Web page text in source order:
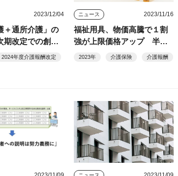
2023/12/04
＋通所介護」の
期改定での創設
2024年度介護報酬改定
ニュース 2023/11/16
福祉用具、物価高騰で１割
強が上限価格アップ 半年
ごとの実態把握へ
2023年 介護保険 介護報酬